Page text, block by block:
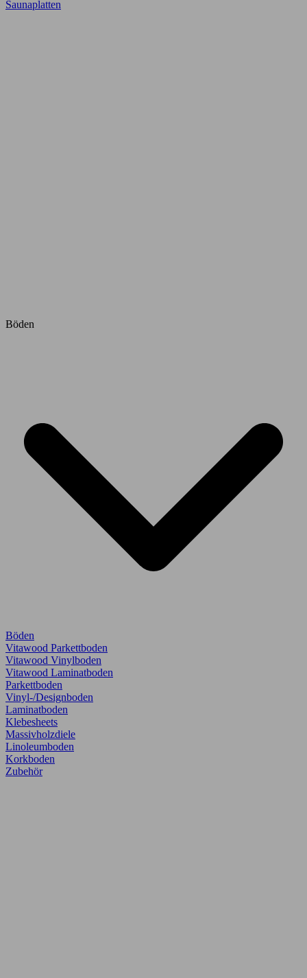
Saunaplatten
Böden
Böden
Vitawood Parkettboden
Vitawood Vinylboden
Vitawood Laminatboden
Parkettboden
Vinyl-/Designboden
Laminatboden
Klebesheets
Massivholzdiele
Linoleumboden
Korkboden
Zubehör